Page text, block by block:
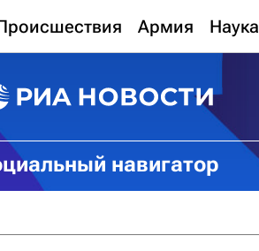
Армия Наука
навигатор